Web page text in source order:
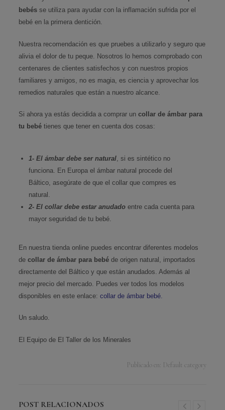
bebés se utiliza para ayudar con la inflamación sufrida por el
bebé en la primera dentición.
Nuestra recomendación es que pruebes a utilizarlo y seguro que
alivia el dolor de tu peque. Nosotros lo hemos comprobado con
centenares de clientes satisfechos y con nuestros propios
familiares y amigos, no es magia, es ciencia y aprovechar los
remedios naturales que están a nuestro alcance.
Si ahora ya estás decidida a comprar uncollar de ámbar para
tu bebé tienes que tener en cuenta dos cosas:
1- El ámbar debe ser natural , si es sintético no
funciona. En Europa el ámbar natural procede del
Báltico, asegúrate de que el collar que compres es
natural.
2- El collar debe estar anudado entre cada cuenta para
mayor seguridad de tu bebé.
En nuestra tienda online puedes encontrar diferentes modelos
decollar de ámbar para bebé de origen natural, importados
directamente del Báltico y que están anudados. Además al
mejor precio del mercado. Puedes ver todos los modelos
disponibles en este enlace:collar de ámbar bebé.
Un saludo.
El Equipo de El Taller de los Minerales
Publicado en: Default category
POST RELACIONADOS